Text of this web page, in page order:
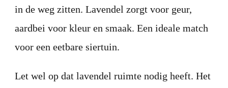
in de weg zitten. Lavendel zorgt voor geur,
aardbei voor kleur en smaak. Een ideale match
voor een eetbare siertuin.
Let wel op dat lavendel ruimte nodig heeft. Het